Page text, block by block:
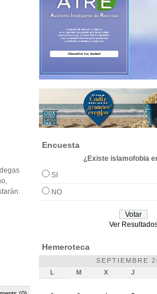
Encuesta
¿Existe islamofobia
SI
NO
Ver
Hemeroteca
SEPTIEMBRE
L
M X J